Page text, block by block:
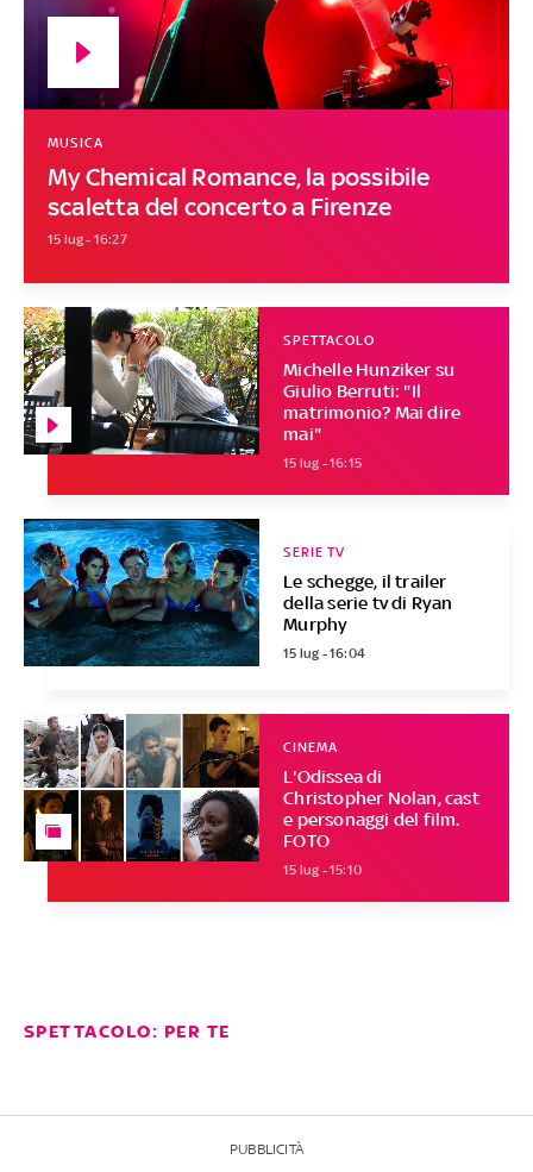
My Chemical Romance, la possibile
scaletta del concerto a Firenze
MUSICA
15 lug - 16:27
Michelle Hunziker su
Giulio Berruti: "Il
matrimonio? Mai dire
mai"
SPETTACOLO
15 lug - 16:15
Le schegge, il trailer
della serie tv di Ryan
Murphy
SERIE TV
15 lug - 16:04
L'Odissea di
Christopher Nolan, cast
e personaggi del film.
FOTO
CINEMA
15 lug - 15:10
SPETTACOLO: PER TE
PUBBLICITÀ